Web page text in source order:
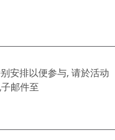
安排以便参与, 请於活动
邮件至